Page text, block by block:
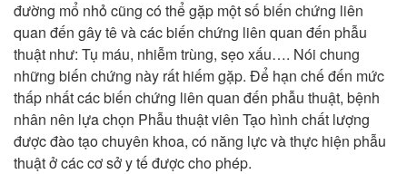
đường mổ nhỏ cũng có thể gặp một số biến chứng liên
quan đến gây tê và các biến chứng liên quan đến phẫu
thuật như: Tụ máu, nhiễm trùng, sẹo xấu…. Nói chung
những biến chứng này rất hiếm gặp. Để hạn chế đến mức
thấp nhất các biến chứng liên quan đến phẫu thuật, bệnh
nhân nên lựa chọn Phẫu thuật viên Tạo hình chất lượng
được đào tạo chuyên khoa, có năng lực và thực hiện phẫu
thuật ở các cơ sở y tế được cho phép.